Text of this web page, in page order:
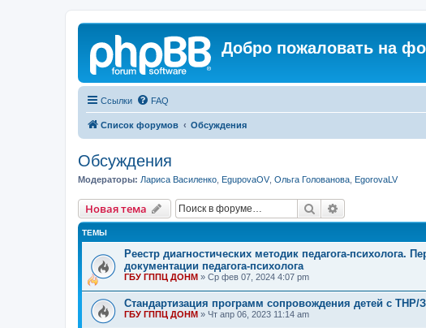
Добро пожаловать на
Ссылки FAQ
Список форумов Обсуждения
Обсуждения
Модераторы: Лариса Василенко EgupovaOV, Ольга Голованова EgorovaLV
Новая тема Поиск
ТЕМЫ
Реестр диагностических методик педагога-психолога.
документации педагога-психолога
ГБУ ГППЦ ДОНМ » Ср фев 07, 2024 4:07 pm
Стандартизация программ сопровождения детей с ТНР/
ГБУ ГППЦ ДОНМ » Чт апр 06, 2023 11:14 am